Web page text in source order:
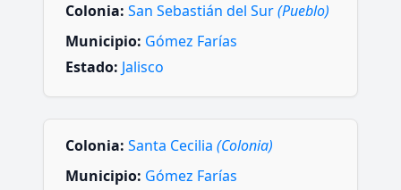
Colonia: San Sebastián del Sur(Pueblo)
Municipio: Gómez Farías
Estado: Jalisco
Colonia: Santa Cecilia (Colonia)
Municipio: Gómez Farías